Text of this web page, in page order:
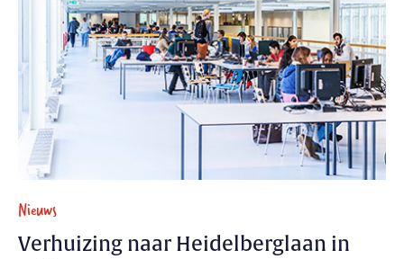
Nieuws
Verhuizing naar Heidelberglaan in